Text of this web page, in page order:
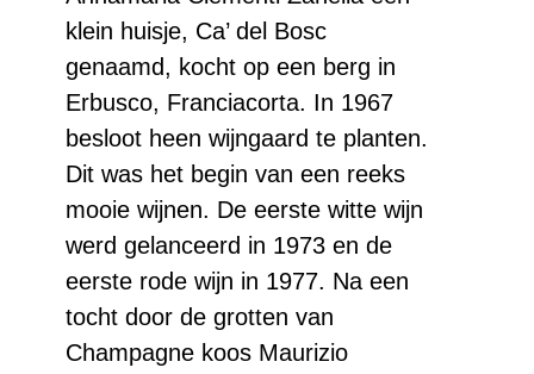
aantal
klein huisje, Ca’ del Bosc
genaamd, kocht op een berg in
Erbusco, Franciacorta. In 1967
besloot heen wijngaard te planten.
Dit was het begin van een reeks
mooie wijnen. De eerste witte wijn
werd gelanceerd in 1973 en de
eerste rode wijn in 1977. Na een
tocht door de grotten van
Champagne koos Maurizio